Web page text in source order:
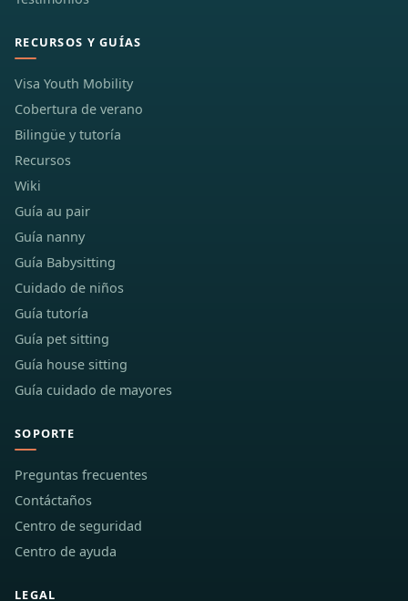
RECURSOS Y GUÍAS
Visa Youth Mobility
Cobertura de verano
Bilingüe y tutoría
Recursos
Wiki
Guía au pair
Guía nanny
Guía Babysitting
Cuidado de niños
Guía tutoría
Guía pet sitting
Guía house sitting
Guía cuidado de mayores
SOPORTE
Preguntas frecuentes
Contáctaños
Centro de seguridad
Centro de ayuda
LEGAL